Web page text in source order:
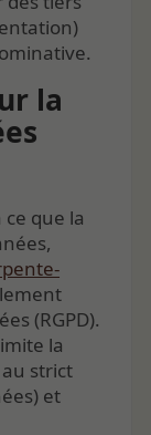
la
ce que la
(RGPD).
la
strict
et